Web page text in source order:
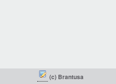
(c) Brantusa